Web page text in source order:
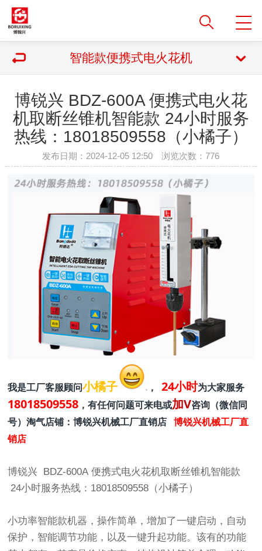
智能款便携式电火花机
博锐兴 BDZ-600A 便携式电火花
机取断丝锥机智能款 24小时服务
热线：18018509558（小橘子）
发布日期：2024-12-05 12:50 浏览次数：776
我是工厂客服顾问小橘子 ， 24小时为大家服务
18018509558 ，有任何问题可来电或加V咨询（微信同
号）淘气店铺：博锐兴机械工厂直销店博锐兴机械工厂直
销店
博锐兴 BDZ-600A 便携式电火花机取断丝锥机智能款
24小时服务热线：18018509558（小橘子）
小功率智能款机器，操作简单，增加了一键启动，自动
保护，智能调节功能，以及一键升起功能。该有的功能